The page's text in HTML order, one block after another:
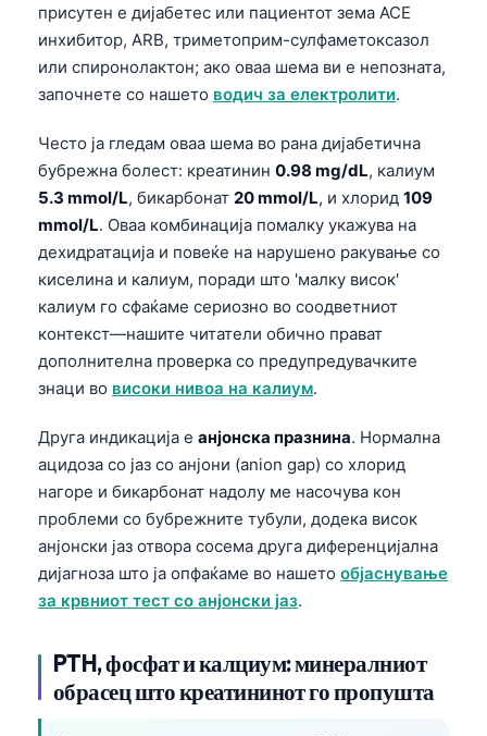
присутен е дијабетес или пациентот зема ACE
инхибитор, ARB, триметоприм-сулфаметоксазол
или спиронолактон; ако оваа шема ви е непозната,
започнете со нашето водич за електролити.
Често ја гледам оваа шема во рана дијабетична
бубрежна болест: креатинин 0.98 mg/dL, калиум
5.3 mmol/L, бикарбонат 20 mmol/L, и хлорид 109
mmol/L. Оваа комбинација помалку укажува на
дехидратација и повеќе на нарушено ракување со
киселина и калиум, поради што 'малку висок'
калиум го сфаќаме сериозно во соодветниот
контекст—нашите читатели обично прават
дополнителна проверка со предупредувачките
знаци во високи нивоа на калиум.
Друга индикација е анјонска празнина. Нормална
ацидоза со јаз со анјони (anion gap) со хлорид
нагоре и бикарбонат надолу ме насочува кон
проблеми со бубрежните тубули, додека висок
анјонски јаз отвора сосема друга диференцијална
дијагноза што ја опфаќаме во нашето објаснување
за крвниот тест со анјонски јаз.
PTH, фосфат и калциум: минералниот
обрасец што креатининот го пропушта
Українська
O‘zbekcha
Қазақ тілі
Hrvatski
Slovenčina
سنڌي
සිංහල
অসমীয়া
Galego
Euskara
Gàidhlig
العربية المغربية
Afrikaans
Монгол